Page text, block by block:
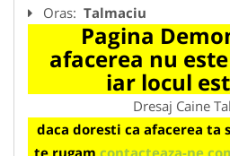
Oras: Talmaciu
Pagina
afacerea nu
iar locul
Dresaj Caine
daca doresti ca afacerea ta
te rugam contacteaza-ne